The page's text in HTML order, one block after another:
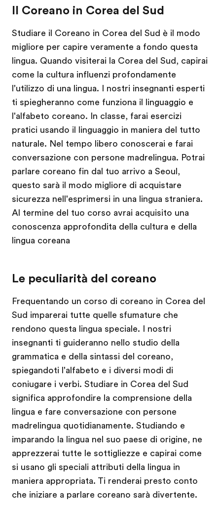
Il Coreano in Corea del Sud
Studiare il Coreano in Corea del Sud è il modo
migliore per capire veramente a fondo questa
lingua. Quando visiterai la Corea del Sud, capirai
come la cultura influenzi profondamente
l'utilizzo di una lingua. I nostri insegnanti esperti
ti spiegheranno come funziona il linguaggio e
l'alfabeto coreano. In classe, farai esercizi
pratici usando il linguaggio in maniera del tutto
naturale. Nel tempo libero conoscerai e farai
conversazione con persone madrelingua. Potrai
parlare coreano fin dal tuo arrivo a Seoul,
questo sarà il modo migliore di acquistare
sicurezza nell'esprimersi in una lingua straniera.
Al termine del tuo corso avrai acquisito una
conoscenza approfondita della cultura e della
lingua coreana
Le peculiarità del coreano
Frequentando un corso di coreano in Corea del
Sud imparerai tutte quelle sfumature che
rendono questa lingua speciale. I nostri
insegnanti ti guideranno nello studio della
grammatica e della sintassi del coreano,
spiegandoti l'alfabeto e i diversi modi di
coniugare i verbi. Studiare in Corea del Sud
significa approfondire la comprensione della
lingua e fare conversazione con persone
madrelingua quotidianamente. Studiando e
imparando la lingua nel suo paese di origine, ne
apprezzerai tutte le sottigliezze e capirai come
si usano gli speciali attributi della lingua in
maniera appropriata. Ti renderai presto conto
che iniziare a parlare coreano sarà divertente.